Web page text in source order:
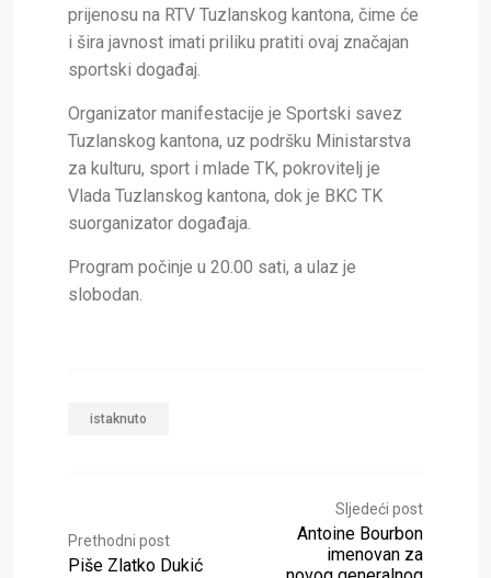
prijenosu na RTV Tuzlanskog kantona, čime će
i šira javnost imati priliku pratiti ovaj značajan
sportski događaj.
Organizator manifestacije je Sportski savez
Tuzlanskog kantona, uz podršku Ministarstva
za kulturu, sport i mlade TK, pokrovitelj je
Vlada Tuzlanskog kantona, dok je BKC TK
suorganizator događaja.
Program počinje u 20.00 sati, a ulaz je
slobodan.
istaknuto
Prethodni post
Piše Zlatko Dukić
Sljedeći post
Antoine Bourbon
imenovan za